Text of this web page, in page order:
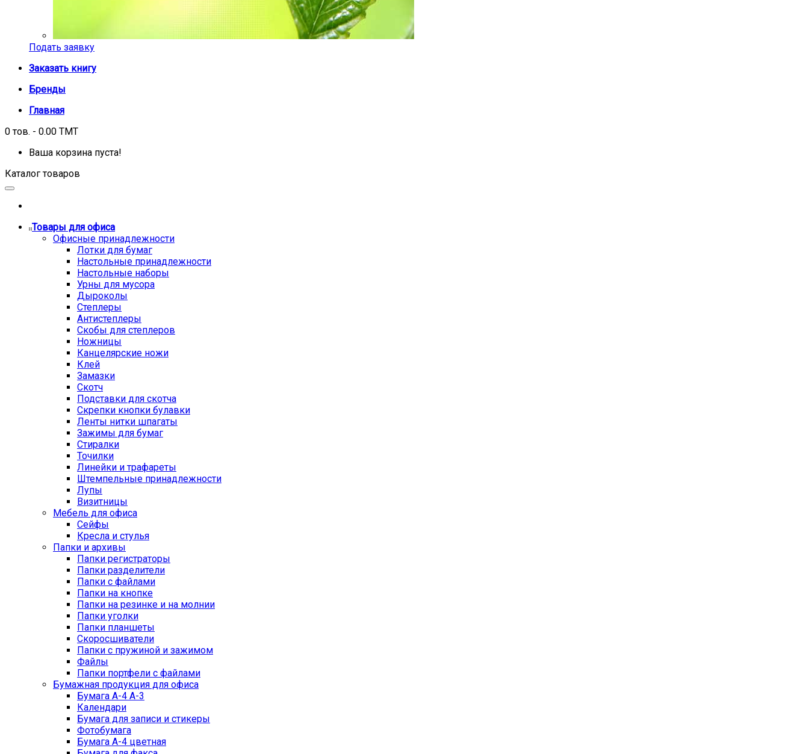
Подать заявку
Заказать книгу
Бренды
Главная
0 тов. - 0.00 TMT
Ваша корзина пуста!
Каталог товаров
Товары для офиса
Офисные принадлежности
Лотки для бумаг
Настольные принадлежности
Настольные наборы
Урны для мусора
Дыроколы
Степлеры
Антистеплеры
Скобы для степлеров
Ножницы
Канцелярские ножи
Клей
Замазки
Скотч
Подставки для скотча
Скрепки кнопки булавки
Ленты нитки шпагаты
Зажимы для бумаг
Стиралки
Точилки
Линейки и трафареты
Штемпельные принадлежности
Лупы
Визитницы
Мебель для офиса
Сейфы
Кресла и стулья
Папки и архивы
Папки регистраторы
Папки разделители
Папки с файлами
Папки на кнопке
Папки на резинке и на молнии
Папки уголки
Папки планшеты
Скоросшиватели
Папки с пружиной и зажимом
Файлы
Папки портфели с файлами
Бумажная продукция для офиса
Бумага А-4 А-3
Календари
Бумага для записи и стикеры
Фотобумага
Бумага А-4 цветная